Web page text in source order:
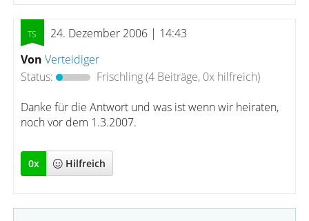
24. Dezember 2006 | 14:43
Von Verteidiger
Status:
Frischling(4 Beiträge, 0x hilfreich)
Danke für die Antwort und was ist wenn wir heiraten,
noch vor dem 1.3.2007.
0x Hilfreich